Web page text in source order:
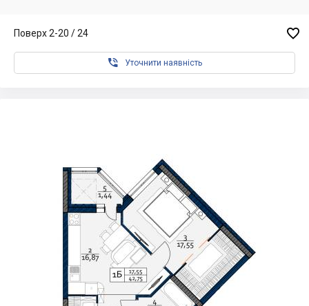
Поверх 2-20 / 24 
 Уточнити наявність